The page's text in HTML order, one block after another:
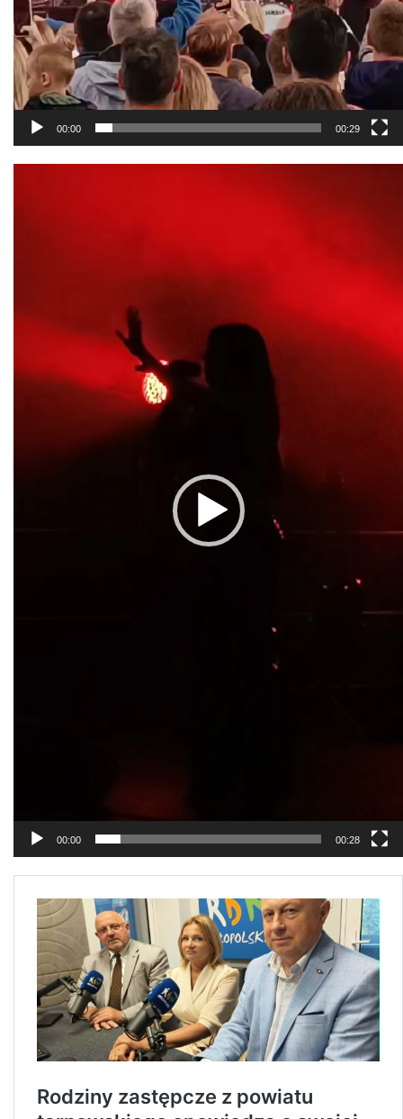
00:00 00:29
00:00 00:28